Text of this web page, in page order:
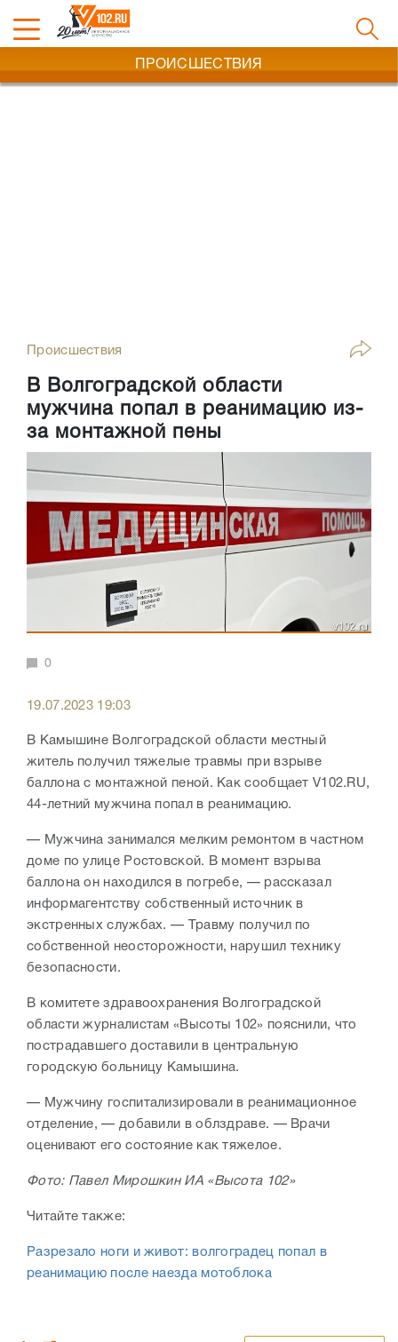
ПРОИСШЕСТВИЯ
Происшествия
В Волгоградской области
мужчина попал в реанимацию из-
за монтажной пены
0
19.07.2023 19:03
В Камышине Волгоградской области местный
житель получил тяжелые травмы при взрыве
баллона с монтажной пеной. Как сообщает V102.RU,
44-летний мужчина попал в реанимацию.
— Мужчина занимался мелким ремонтом в частном
доме по улице Ростовской. В момент взрыва
баллона он находился в погребе, — рассказал
информагентству собственный источник в
экстренных службах. — Травму получил по
собственной неосторожности, нарушил технику
безопасности.
В комитете здравоохранения Волгоградской
области журналистам «Высоты 102» пояснили, что
пострадавшего доставили в центральную
городскую больницу Камышина.
— Мужчину госпитализировали в реанимационное
отделение, — добавили в облздраве. — Врачи
оценивают его состояние как тяжелое.
Фото: Павел Мирошкин ИА «Высота 102»
Читайте также:
Разрезало ноги и живот: волгоградец попал в
реанимацию после наезда мотоблока